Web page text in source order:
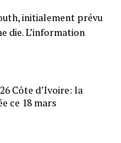
initialement prévu
die. L’information
Côte d’Ivoire: la
ce 18 mars